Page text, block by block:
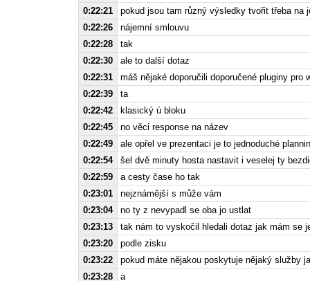
0:22:21
pokud jsou tam různý výsledky tvořit třeba na
0:22:26
nájemní smlouvu
0:22:28
tak
0:22:30
ale to další dotaz
0:22:31
máš nějaké doporučili doporučené pluginy
0:22:39
ta
0:22:42
klasický ú bloku
0:22:45
no věci response na název
0:22:49
ale opřel ve prezentaci je to jednoduché
0:22:54
šel dvě minuty hosta nastavit i veselej ty
0:22:59
a cesty čase ho tak
0:23:01
nejznámější s může vám
0:23:04
no ty z nevypadl se oba jo ustlat
0:23:13
tak nám to vyskočil hledali dotaz jak mám se
0:23:20
podle zisku
0:23:22
pokud máte nějakou poskytuje nějaký služby
0:23:28
a